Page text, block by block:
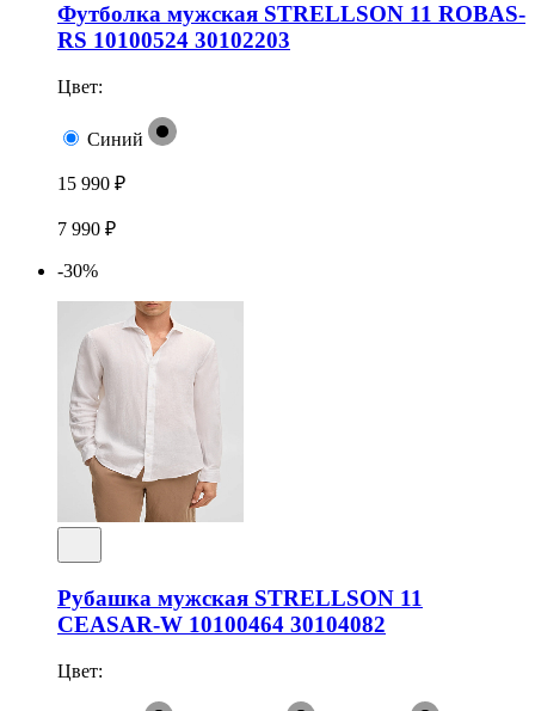
Футболка мужская STRELLSON 11 ROBAS-
RS 10100524 30102203
Цвет:
Синий
15 990 ₽
7 990 ₽
-30%
Рубашка мужская STRELLSON 11
CEASAR-W 10100464 30104082
Цвет: